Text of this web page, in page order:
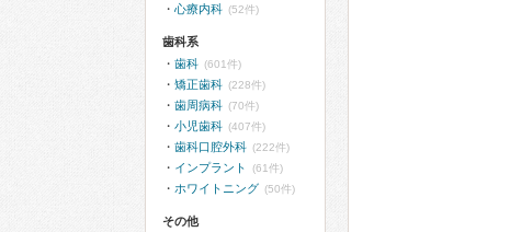
心療内科 (52件)
歯科系
歯科 (601件)
矯正歯科 (228件)
歯周病科 (70件)
小児歯科 (407件)
歯科口腔外科 (222件)
インプラント (61件)
ホワイトニング (50件)
その他